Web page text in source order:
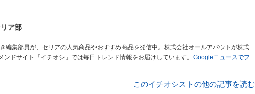
ア部
編集部員が、セリアの人気商品やおすすめ商品を発信中。株式会社オールアバウトが株式
ドサイト「イチオシ」では毎日トレンド情報をお届けしています。 Googleニュースでフ
このイチオシストの他の記事を読む